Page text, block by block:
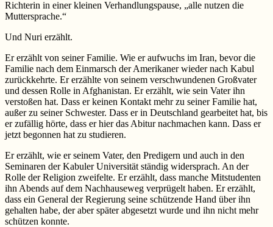
Richterin in einer kleinen Verhandlungspause, „alle nutzen die
Muttersprache.“
Und Nuri erzählt.
Er erzählt von seiner Familie. Wie er aufwuchs im Iran, bevor die
Familie nach dem Einmarsch der Amerikaner wieder nach Kabul
zurückkehrte. Er erzählte von seinem verschwundenen Großvater
und dessen Rolle in Afghanistan. Er erzählt, wie sein Vater ihn
verstoßen hat. Dass er keinen Kontakt mehr zu seiner Familie hat,
außer zu seiner Schwester. Dass er in Deutschland gearbeitet hat, bis
er zufällig hörte, dass er hier das Abitur nachmachen kann. Dass er
jetzt begonnen hat zu studieren.
Er erzählt, wie er seinem Vater, den Predigern und auch in den
Seminaren der Kabuler Universität ständig widersprach. An der
Rolle der Religion zweifelte. Er erzählt, dass manche Mitstudenten
ihn Abends auf dem Nachhauseweg verprügelt haben. Er erzählt,
dass ein General der Regierung seine schützende Hand über ihn
gehalten habe, der aber später abgesetzt wurde und ihn nicht mehr
schützen konnte.